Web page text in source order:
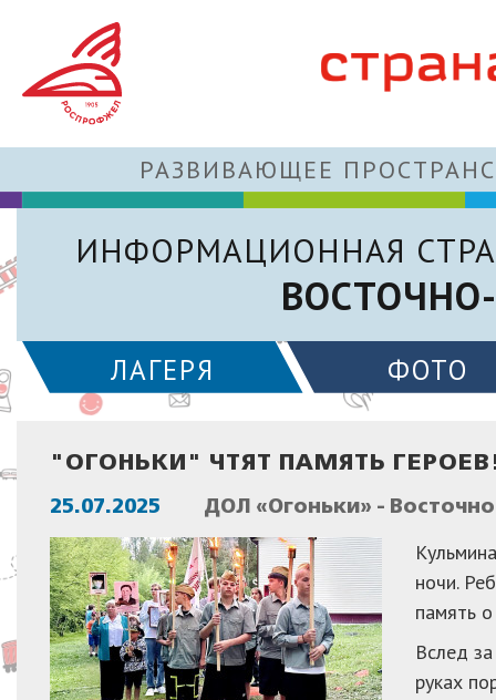
РАЗВИВАЮЩЕЕ
ИНФОРМАЦИОННАЯ
ЛАГЕРЯ ФОТО
"ОГОНЬКИ" ЧТЯТ ПАМЯТЬ
25.07.2025 ДОЛ «Огоньки» -
ночи.
память
Вслед
руках